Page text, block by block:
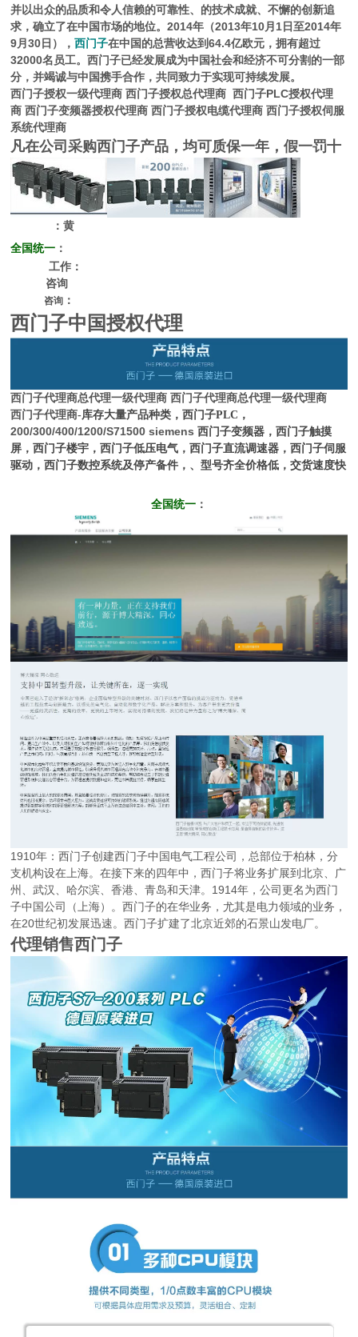
并以出众的品质和令人信赖的可靠性、的技术成就、不懈的创新追
求，确立了在中国市场的地位。2014年（2013年10月1日至2014年
9月30日），西门子在中国的总营收达到64.4亿欧元，拥有超过
32000名员工。西门子已经发展成为中国社会和经济不可分割的一部
分，并竭诚与中国携手合作，共同致力于实现可持续发展。
西门子授权一级代理商 西门子授权总代理商 西门子PLC授权代理
商 西门子变频器授权代理商 西门子授权电缆代理商 西门子授权伺服
系统代理商
凡在公司采购西门子产品，均可质保一年，假一罚十
：黄
全国统一 ：
工作：
咨询
咨询 ：
西门子中国授权代理
西门子代理商总代理一级代理商 西门子代理商总代理一级代理商
西门子代理商-库存大量产品种类，西门子PLC，
200/300/400/1200/S71500 siemens西门子变频器，西门子触摸
屏，西门子楼宇，西门子低压电气，西门子直流调速器，西门子伺服
驱动，西门子数控系统及停产备件，、型号齐全价格低，交货速度快
全国统一：
1910年：西门子创建西门子中国电气工程公司，总部位于柏林，分
支机构设在上海。在接下来的四年中，西门子将业务扩展到北京、广
州、武汉、哈尔滨、香港、青岛和天津。1914年，公司更名为西门
子中国公司（上海）。西门子的在华业务，尤其是电力领域的业务，
在20世纪初发展迅速。西门子扩建了北京近郊的石景山发电厂。
代理销售西门子